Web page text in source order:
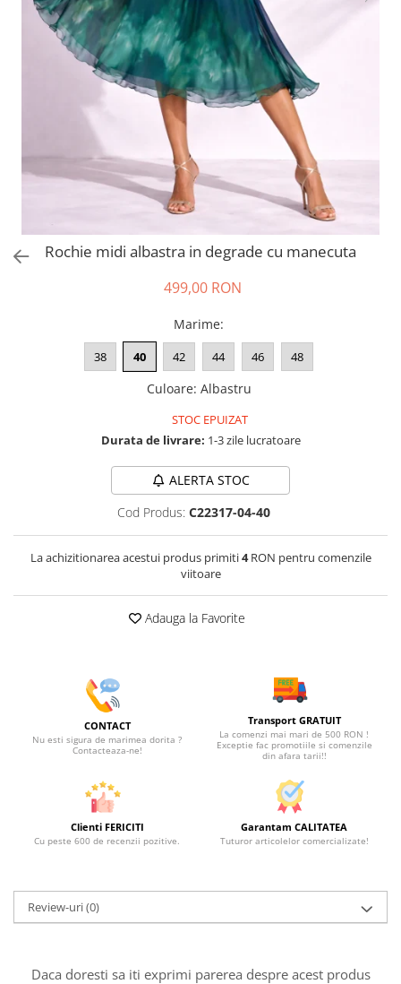
Tricouri si topuri
Rochii de eveniment
Rochie midi albastra in degrade cu manecuta
499,00 RON
Marime:
38 40 42 44 46 48
Culoare: Albastru
STOC EPUIZAT
Durata de livrare: 1-3 zile lucratoare
ALERTA STOC
Cod Produs: C22317-04-40
La achizitionarea acestui produs primiti4RON pentru comenzile
viitoare
Adauga la Favorite
CONTACT
Nu esti sigura de marimea dorita ?
Contacteaza-ne!
Transport GRATUIT
La comenzi mai mari de 500 RON !
Exceptie fac promotiile si comenzile
din afara tarii!!
Clienti FERICITI
Cu peste 600 de recenzii pozitive.
Garantam CALITATEA
Tuturor articolelor comercializate!
Review-uri(0)
Daca doresti sa iti exprimi parerea despre acest produs